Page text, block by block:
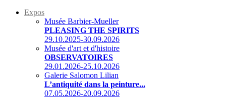
Expos
Musée Barbier-Mueller
PLEASING THE SPIRITS
29.10.2025-30.09.2026
Musée d'art et d'histoire
OBSERVATOIRES
29.01.2026-25.10.2026
Galerie Salomon Lilian
L’antiquité dans la peinture...
07.05.2026-20.09.2026